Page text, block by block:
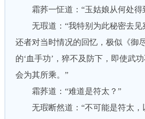
霜荞一怔道：“玉姑娘从何处得
无瑕道：“我特别为此秘密去见
还者对当时情况的回忆，极似《御
的‘血手功’，猝不及防下，即使武
会为其所乘。”
霜荞道：“难道是符太？”
无瑕断然道：“不可能是符太，